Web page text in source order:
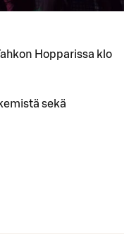
Hopparissa klo
sekä